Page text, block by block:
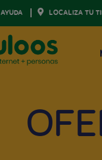
AYUDA LOCALIZA TU